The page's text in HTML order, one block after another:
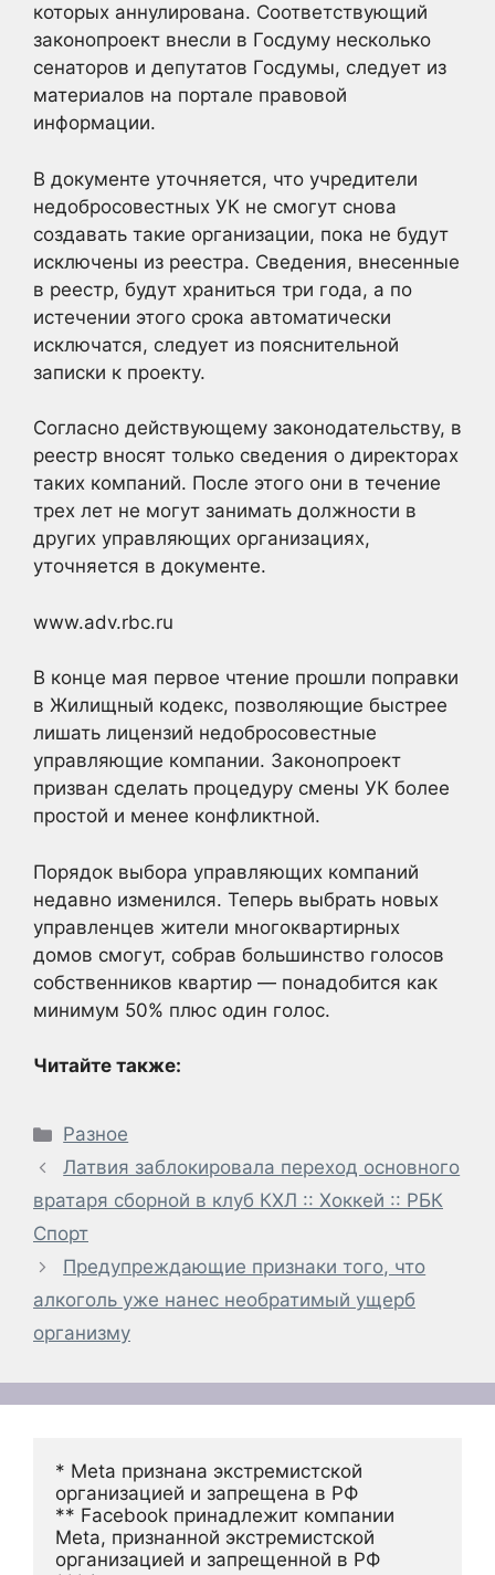
которых аннулирована. Соответствующий
законопроект внесли в Госдуму несколько
сенаторов и депутатов Госдумы, следует из
материалов на портале правовой
информации.
В документе уточняется, что учредители
недобросовестных УК не смогут снова
создавать такие организации, пока не будут
исключены из реестра. Сведения, внесенные
в реестр, будут храниться три года, а по
истечении этого срока автоматически
исключатся, следует из пояснительной
записки к проекту.
Согласно действующему законодательству, в
реестр вносят только сведения о директорах
таких компаний. После этого они в течение
трех лет не могут занимать должности в
других управляющих организациях,
уточняется в документе.
www.adv.rbc.ru
В конце мая первое чтение прошли поправки
в Жилищный кодекс, позволяющие быстрее
лишать лицензий недобросовестные
управляющие компании. Законопроект
призван сделать процедуру смены УК более
простой и менее конфликтной.
Порядок выбора управляющих компаний
недавно изменился. Теперь выбрать новых
управленцев жители многоквартирных
домов смогут, собрав большинство голосов
собственников квартир — понадобится как
минимум 50% плюс один голос.
Читайте также:
Рубрики
Разное
Латвия заблокировала переход основного
вратаря сборной в клуб КХЛ :: Хоккей :: РБК
Спорт
Предупреждающие признаки того, что
алкоголь уже нанес необратимый ущерб
организму
* Meta признана экстремистской
организацией и запрещена в РФ
** Facebook принадлежит компании
Meta, признанной экстремистской
организацией и запрещенной в РФ